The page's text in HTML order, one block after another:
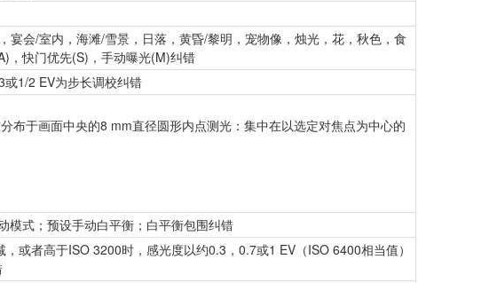
会/室内，海滩/雪景，日落，黄昏/黎明，宠物像，烛光，花，秋色，食
，快门优先(S)，手动曝光(M)纠错
1/2 EV为步长调校纠错
布于画面中央的8 mm直径圆形内点测光：集中在以选定对焦点为中心的
模式；预设手动白平衡；白平衡包围纠错
或者高于ISO 3200时，感光度以约0.3，0.7或1 EV（ISO 6400相当值）